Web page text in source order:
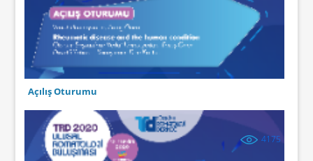
Açılış Oturumu
4175